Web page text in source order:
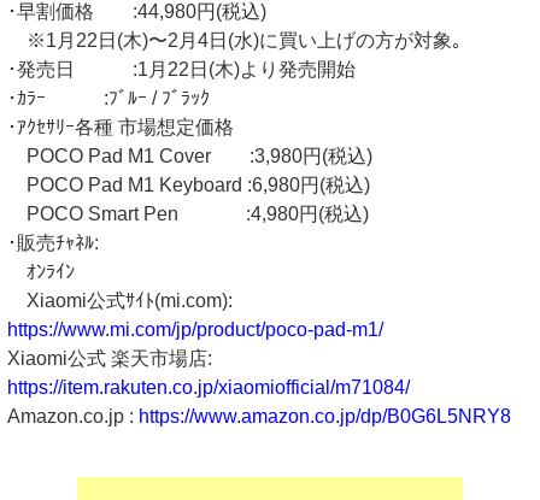
･早割価格 :44,980円(税込)
※1月22日(木)〜2月4日(水)に買い上げの方が対象｡
･発売日 :1月22日(木)より発売開始
･ｶﾗｰ :ﾌﾞﾙｰ / ﾌﾞﾗｯｸ
･ｱｸｾｻﾘｰ各種 市場想定価格
POCO Pad M1 Cover :3,980円(税込)
POCO Pad M1 Keyboard :6,980円(税込)
POCO Smart Pen :4,980円(税込)
･販売ﾁｬﾈﾙ:
ｵﾝﾗｲﾝ
Xiaomi公式ｻｲﾄ(mi.com):
https://www.mi.com/jp/product/poco-pad-m1/
Xiaomi公式 楽天市場店:
https://item.rakuten.co.jp/xiaomiofficial/m71084/
Amazon.co.jp : https://www.amazon.co.jp/dp/B0G6L5NRY8